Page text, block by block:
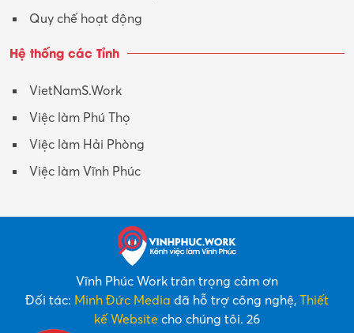
Quy chế hoạt động
Hệ thống các Tỉnh
VietNamS.Work
Việc làm Phú Thọ
Việc làm Hải Phòng
Việc làm Vĩnh Phúc
Vĩnh Phúc Work trân trọng cảm ơn
Đối tác: Minh Đức Media đã hỗ trợ công nghệ, Thiết
kế Website cho chúng tôi. 26